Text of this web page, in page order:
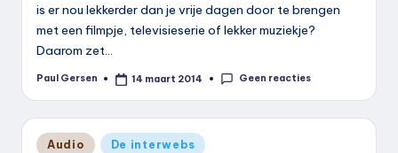
is er nou lekkerder dan je vrije dagen door te brengen
met een filmpje, televisieserie of lekker muziekje?
Daarom zet…
Geplaatst
Paul Gersen 14 maart 2014 Geen reacties
Geplaatst
Audio De interwebs